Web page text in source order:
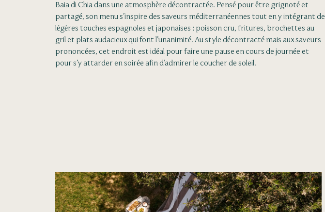
Baia di Chia dans une atmosphère décontractée. Pensé pour être grignoté et
partagé, son menu s’inspire des saveurs méditerranéennes tout en y intégrant de
légères touches espagnoles et japonaises : poisson cru, fritures, brochettes au
gril et plats audacieux qui font l’unanimité. Au style décontracté mais aux saveurs
prononcées, cet endroit est idéal pour faire une pause en cours de journée et
pour s’y attarder en soirée afin d’admirer le coucher de soleil.